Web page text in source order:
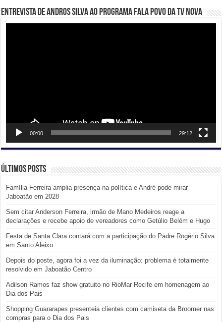
Entrevista de Andros Silva ao programa Fala Povo da TV Nova
00:00 29:12
Últimos posts
Família Ferreira amplia presença na política e André pode mirar
Jaboatão em 2028
Sem citar Anderson Ferreira, irmão de Mano Medeiros reage a
declarações e recebe apoio de vereadores como Getúlio Belém e Hugo
Festa de Santa Clara contará com a participação do Padre Rogério Silva
em Santo Aleixo
Depois do poste, agora foi a vez da iluminação: problema é totalmente
resolvido em Jaboatão Centro
Adilson Ramos faz show gratuito no RioMar Recife em homenagem ao
Dia dos Pais
Shopping Guararapes presenteia clientes com camiseta da Broomer nas
compras para o Dia dos Pais